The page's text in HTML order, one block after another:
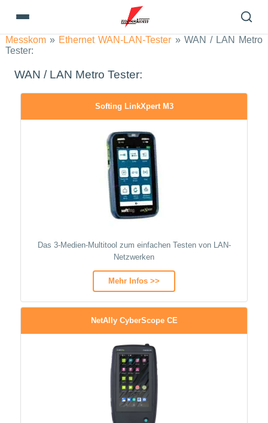
Messkom » Ethernet WAN-LAN-Tester » WAN / LAN Metro
Tester:
WAN / LAN Metro Tester:
Softing LinkXpert M3
Das 3-Medien-Multitool zum einfachen Testen von LAN-
Netzwerken
Mehr Infos >>
NetAlly CyberScope CE